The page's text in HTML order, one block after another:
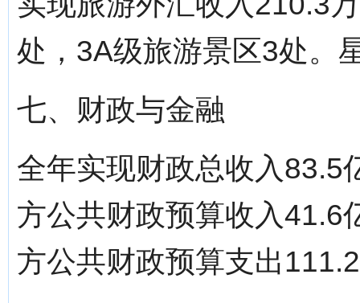
处，3A级旅游景区3处。
七、财政与金融
全年实现财政总收入83.5
方公共财政预算收入41.6
方公共财政预算支出